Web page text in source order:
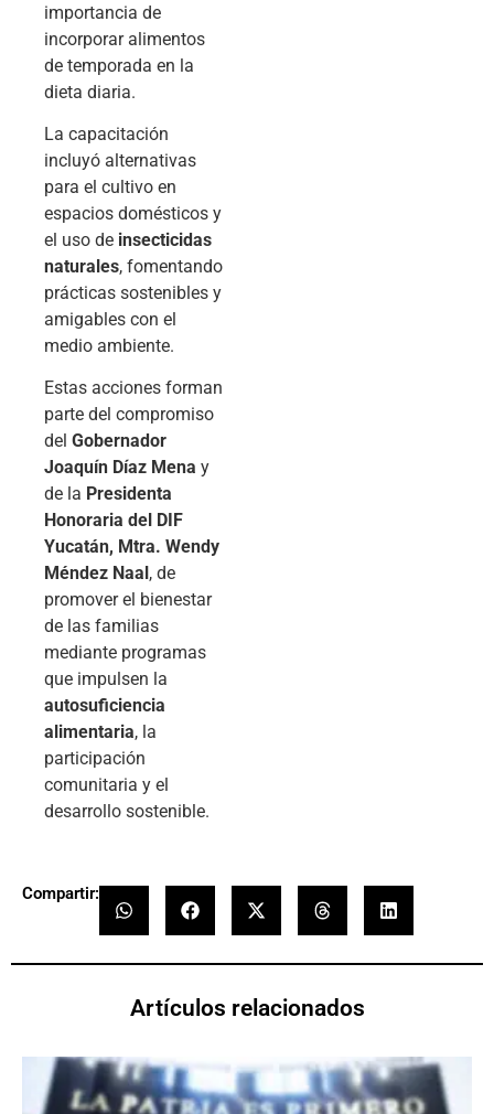
importancia de
incorporar alimentos
de temporada en la
dieta diaria.
La capacitación
incluyó alternativas
para el cultivo en
espacios domésticos y
el uso de insecticidas
naturales, fomentando
prácticas sostenibles y
amigables con el
medio ambiente.
Estas acciones forman
parte del compromiso
del Gobernador
Joaquín Díaz Mena y
de la Presidenta
Honoraria del DIF
Yucatán, Mtra. Wendy
Méndez Naal , de
promover el bienestar
de las familias
mediante programas
que impulsen la
autosuficiencia
alimentaria, la
participación
comunitaria y el
desarrollo sostenible.
Compartir:
Artículos relacionados